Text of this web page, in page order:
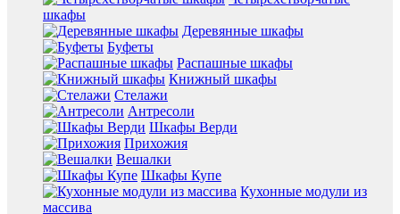
шкафы
Деревянные шкафы
Буфеты
Распашные шкафы
Книжный шкафы
Стелажи
Антресоли
Шкафы Верди
Прихожия
Вешалки
Шкафы Купе
Кухонные модули из
массива